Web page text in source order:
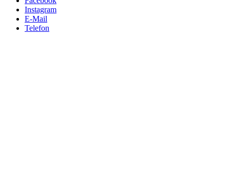
Instagram
E-Mail
Telefon